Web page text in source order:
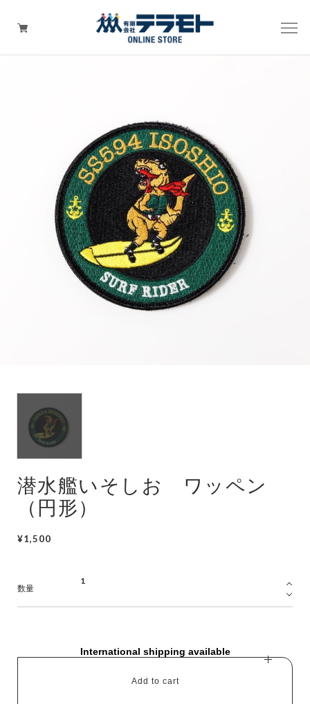
Tシャツ・ウェア
キャップ（帽子）
ZIPPO
ワッペン
その他グッズ（バッグ・タオル・ストラップ・
マスク等）
潜水艦いそしお ワッペン
（円形）
¥1,500
数量
International shipping available
Add to cart